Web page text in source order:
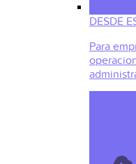
DESDE
Para